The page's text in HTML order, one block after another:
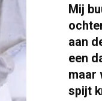
Mij
aan
een
maar
spijt